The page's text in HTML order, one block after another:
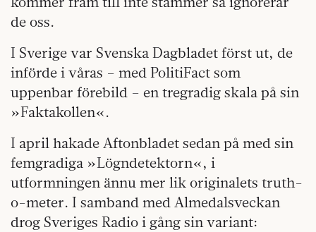
de oss.
I Sverige var Svenska Dagbladet först ut, de
införde i våras – med PolitiFact som
uppenbar förebild – en tregradig skala på sin
»Faktakollen«.
I april hakade Aftonbladet sedan på med sin
femgradiga »Lögndetektorn«, i
utformningen ännu mer lik originalets truth-
o-meter. I samband med Almedalsveckan
drog Sveriges Radio i gång sin variant: